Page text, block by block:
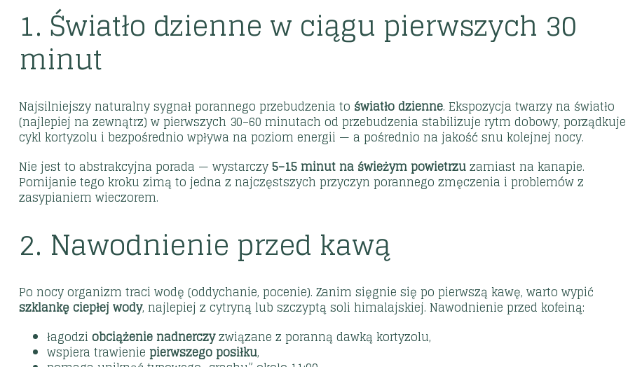
1. Światło dzienne w ciągu pierwszych 30
minut
Najsilniejszy naturalny sygnał porannego przebudzenia to światło dzienne. Ekspozycja twarzy na światło
(najlepiej na zewnątrz) w pierwszych 30–60 minutach od przebudzenia stabilizuje rytm dobowy, porządkuje
cykl kortyzolu i bezpośrednio wpływa na poziom energii — a pośrednio na jakość snu kolejnej nocy.
Nie jest to abstrakcyjna porada — wystarczy5–15 minut na świeżym powietrzuzamiast na kanapie.
Pomijanie tego kroku zimą to jedna z najczęstszych przyczyn porannego zmęczenia i problemów z
zasypianiem wieczorem.
2. Nawodnienie przed kawą
Po nocy organizm traci wodę (oddychanie, pocenie). Zanim sięgnie się po pierwszą kawę, warto wypić
szklankę ciepłej wody, najlepiej z cytryną lub szczyptą soli himalajskiej. Nawodnienie przed kofeiną:
łagodzi obciążenie nadnerczyzwiązane z poranną dawką kortyzolu,
wspiera trawienie pierwszego posiłku,